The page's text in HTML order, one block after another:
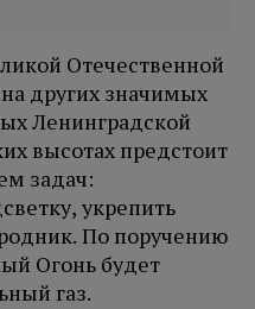
Отечественной
других значимых
Ленинградской
высотах предстоит
задач:
укрепить
По поручению
Огонь будет
газ.